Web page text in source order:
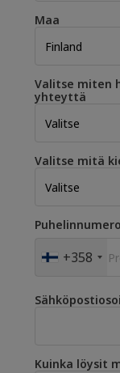
Maa
Valitse miten
yhteyttä
Valitse mitä
Puhelinnumero
+358
Kuinka löysit